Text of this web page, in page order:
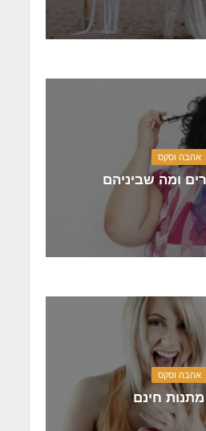
אהבה וסקס
ומה שביניהם
אהבה וסקס
מתנות חינם